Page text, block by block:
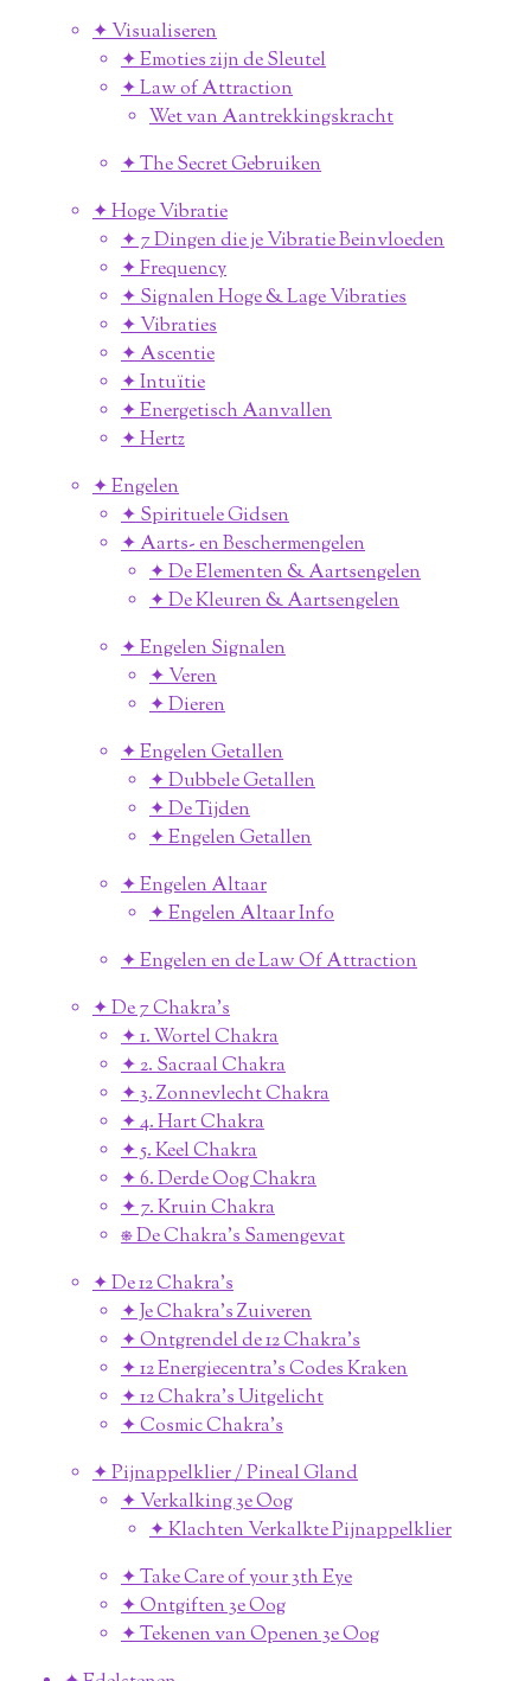
✦ Visualiseren
✦ Emoties zijn de Sleutel
✦ Law of Attraction
Wet van Aantrekkingskracht
✦ The Secret Gebruiken
✦ Hoge Vibratie
✦ 7 Dingen die je Vibratie Beinvloeden
✦ Frequency
✦ Signalen Hoge & Lage Vibraties
✦ Vibraties
✦ Ascentie
✦ Intuïtie
✦ Energetisch Aanvallen
✦ Hertz
✦ Engelen
✦ Spirituele Gidsen
✦ Aarts- en Beschermengelen
✦ De Elementen & Aartsengelen
✦ De Kleuren & Aartsengelen
✦ Engelen Signalen
✦ Veren
✦ Dieren
✦ Engelen Getallen
✦ Dubbele Getallen
✦ De Tijden
✦ Engelen Getallen
✦ Engelen Altaar
✦ Engelen Altaar Info
✦ Engelen en de Law Of Attraction
✦ De 7 Chakra's
✦ 1. Wortel Chakra
✦ 2. Sacraal Chakra
✦ 3. Zonnevlecht Chakra
✦ 4. Hart Chakra
✦ 5. Keel Chakra
✦ 6. Derde Oog Chakra
✦ 7. Kruin Chakra
⎈ De Chakra's Samengevat
✦ De 12 Chakra's
✦ Je Chakra's Zuiveren
✦ Ontgrendel de 12 Chakra's
✦ 12 Energiecentra's Codes Kraken
✦ 12 Chakra's Uitgelicht
✦ Cosmic Chakra's
✦ Pijnappelklier / Pineal Gland
✦ Verkalking 3e Oog
✦ Klachten Verkalkte Pijnappelklier
✦ Take Care of your 3th Eye
✦ Ontgiften 3e Oog
✦ Tekenen van Openen 3e Oog